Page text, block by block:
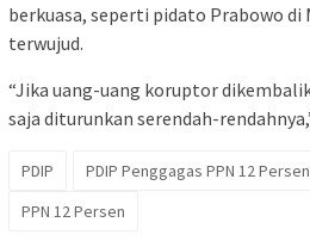
berkuasa, seperti pidato Prabowo di
terwujud.
“Jika uang-uang koruptor
saja diturunkan serendah-
PDIP PDIP Penggagas PPN 12 Persen
PPN 12 Persen